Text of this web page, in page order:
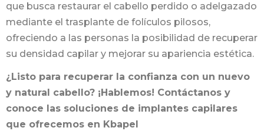
que busca restaurar el cabello perdido o adelgazado
mediante el trasplante de folículos pilosos,
ofreciendo a las personas la posibilidad de recuperar
su densidad capilar y mejorar su apariencia estética.
¿Listo para recuperar la confianza con un nuevo
y natural cabello? ¡Hablemos! Contáctanos y
conoce las soluciones de implantes capilares
que ofrecemos en Kbapel